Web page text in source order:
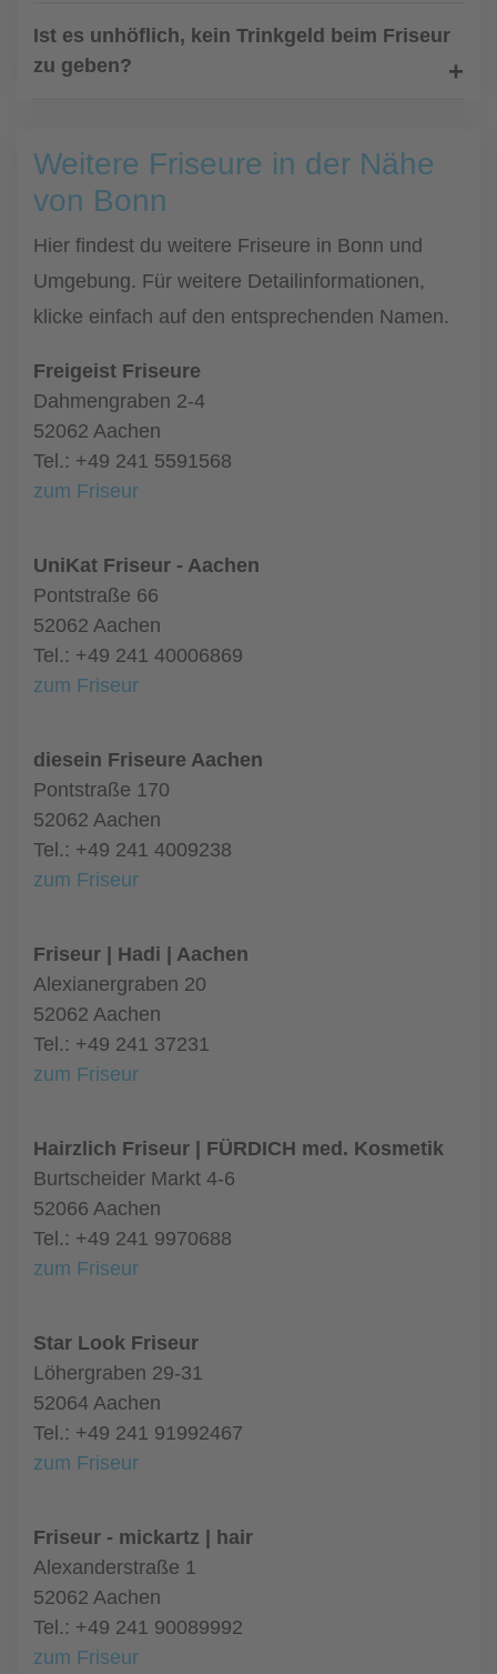
Ist es unhöflich, kein Trinkgeld beim Friseur
zu geben?
Weitere Friseure in der Nähe
von Bonn
Hier findest du weitere Friseure in Bonn und
Umgebung. Für weitere Detailinformationen,
klicke einfach auf den entsprechenden Namen.
Freigeist Friseure
Dahmengraben 2-4
52062 Aachen
Tel.: +49 241 5591568
zum Friseur
UniKat Friseur - Aachen
Pontstraße 66
52062 Aachen
Tel.: +49 241 40006869
zum Friseur
diesein Friseure Aachen
Pontstraße 170
52062 Aachen
Tel.: +49 241 4009238
zum Friseur
Friseur | Hadi | Aachen
Alexianergraben 20
52062 Aachen
Tel.: +49 241 37231
zum Friseur
Hairzlich Friseur | FÜRDICH med. Kosmetik
Burtscheider Markt 4-6
52066 Aachen
Tel.: +49 241 9970688
zum Friseur
Star Look Friseur
Löhergraben 29-31
52064 Aachen
Tel.: +49 241 91992467
zum Friseur
Friseur - mickartz | hair
Alexanderstraße 1
52062 Aachen
Tel.: +49 241 90089992
zum Friseur